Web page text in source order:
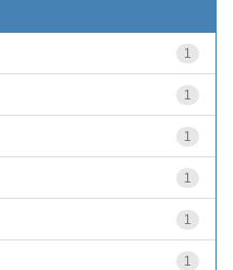
1
1
1
1
1
1